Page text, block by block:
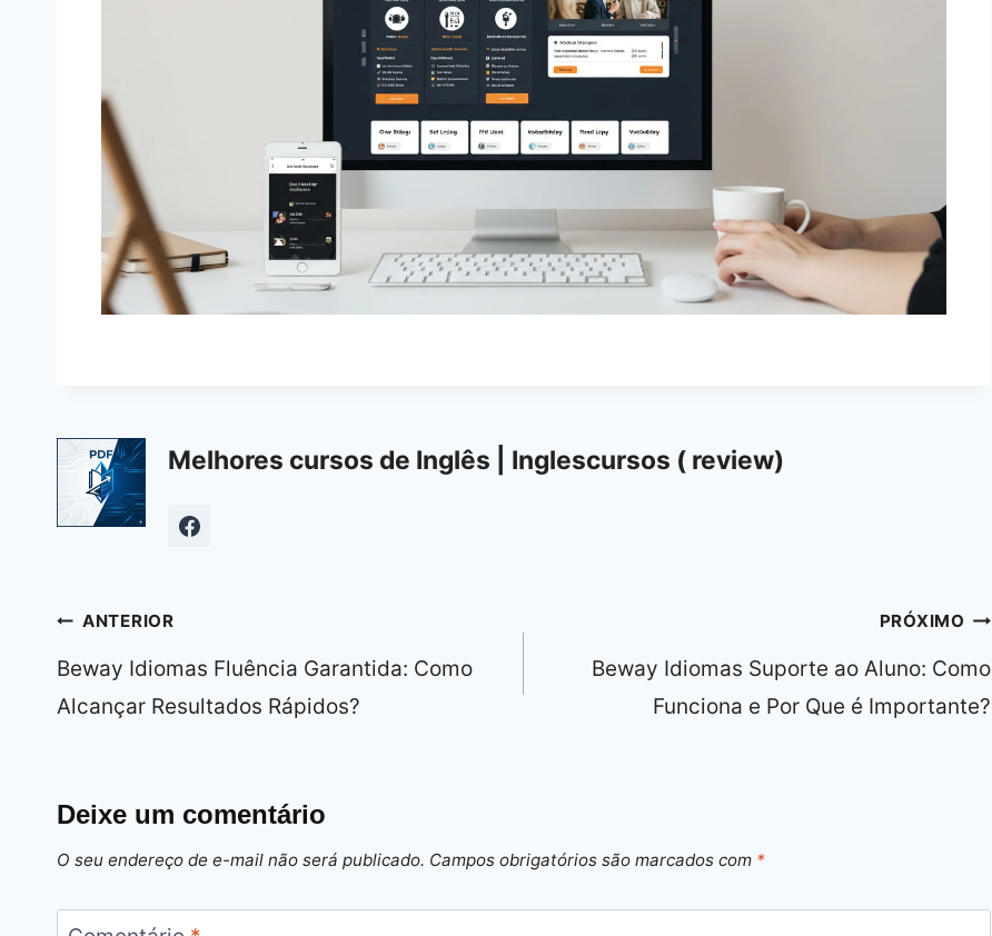
Melhores cursos de Inglês | Inglescursos ( review)
Navegação
de
Post
ANTERIOR
Beway Idiomas Fluência Garantida: Como
Alcançar Resultados Rápidos?
PRÓXIMO
Beway Idiomas Suporte ao Aluno: Como
Funciona e Por Que é Importante?
Deixe um comentário
O seu endereço de e-mail não será publicado. Campos obrigatórios são marcados com *